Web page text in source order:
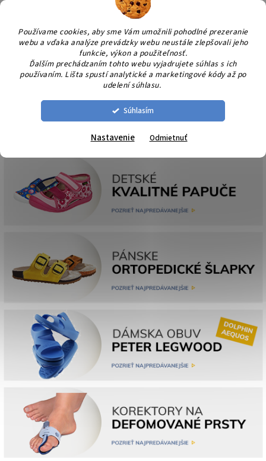
Používame cookies, aby sme Vám umožnili pohodlné prezeranie
webu a vďaka analýze prevádzky webu neustále zlepšovali jeho
funkcie, výkon a použiteľnosť.
Ďalším prechádzaním tohto webu vyjadrujete súhlas s ich
používaním. Lišta spustí analytické a marketingové kódy až po
udelení súhlasu.
Súhlasím
Nastavenie Odmietnuť
Prejsť
obsah